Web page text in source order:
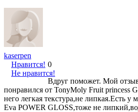
kaserpen
Нравится!
Не нравится!
0
Вдруг поможет. Мой
понравился от TonyMoly Fruit princess
него легкая текстура,не липкая.Есть у
Eva POWER GLOSS,тоже не